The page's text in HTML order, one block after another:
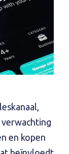
en kopen